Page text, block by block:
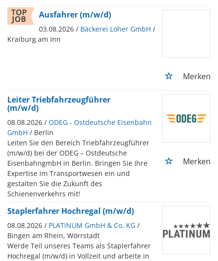
Ausfahrer (m/w/d)
03.08.2026 / Bäckerei Loher GmbH /
Kraiburg am Inn
Merken
Leiter Triebfahrzeugführer
(m/w/d)
08.08.2026 / ODEG - Ostdeutsche Eisenbahn
GmbH / Berlin
Leiten Sie den Bereich Triebfahrzeugführer
(m/w/d) bei der ODEG – Ostdeutsche
EisenbahngmbH in Berlin. Bringen Sie Ihre
Expertise im Transportwesen ein und
gestalten Sie die Zukunft des
Schienenverkehrs mit!
Merken
Staplerfahrer Hochregal (m/w/d)
08.08.2026 / PLATINUM GmbH & Co. KG /
Bingen am Rhein, Wörrstadt
Werde Teil unseres Teams als Staplerfahrer
Hochregal (m/w/d) in Vollzeit und arbeite in